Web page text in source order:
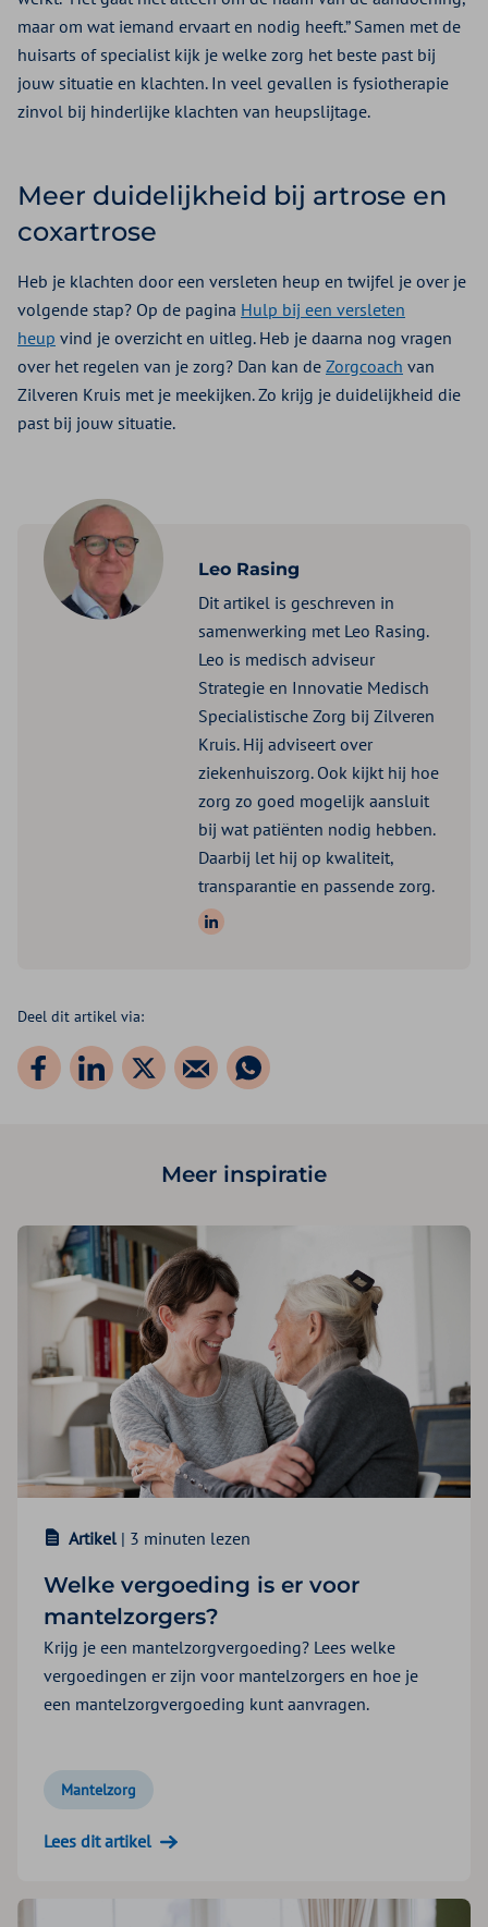
maar om wat iemand ervaart en nodig heeft.” Samen met de
huisarts of specialist kijk je welke zorg het beste past bij
jouw situatie en klachten. In veel gevallen is fysiotherapie
zinvol bij hinderlijke klachten van heupslijtage.
Meer duidelijkheid bij artrose en
coxartrose
Heb je klachten door een versleten heup en twijfel je over je
volgende stap? Op de pagina Hulp bij een versleten
heup vind je overzicht en uitleg. Heb je daarna nog vragen
over het regelen van je zorg? Dan kan de Zorgcoach van
Zilveren Kruis met je meekijken. Zo krijg je duidelijkheid die
past bij jouw situatie.
Leo Rasing
Dit artikel is geschreven in
samenwerking met Leo Rasing.
Leo is medisch adviseur
Strategie en Innovatie Medisch
Specialistische Zorg bij Zilveren
Kruis. Hij adviseert over
ziekenhuiszorg. Ook kijkt hij hoe
zorg zo goed mogelijk aansluit
bij wat patiënten nodig hebben.
Daarbij let hij op kwaliteit,
transparantie en passende zorg.
Volg ons op: LinkedIn
Deel dit artikel via:
Meer inspiratie
Artikel | 3 minuten lezen
Welke vergoeding is er voor
mantelzorgers?
Krijg je een mantelzorgvergoeding? Lees welke
vergoedingen er zijn voor mantelzorgers en hoe je
een mantelzorgvergoeding kunt aanvragen.
Mantelzorg
Lees dit artikel